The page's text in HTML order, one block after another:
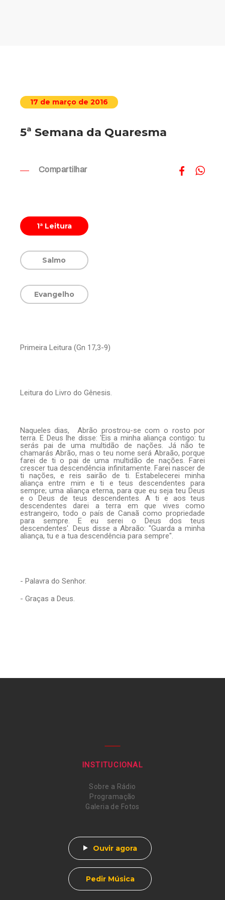
17 de março de 2016
5ª Semana da Quaresma
Compartilhar
1ª Leitura
Salmo
Evangelho
Primeira Leitura (Gn 17,3-9)
Leitura do Livro do Gênesis.
Naqueles dias, Abrão prostrou-se com o rosto por
terra. E Deus lhe disse: 'Eis a minha aliança contigo: tu
serás pai de uma multidão de nações. Já não te
chamarás Abrão, mas o teu nome será Abraão, porque
farei de ti o pai de uma multidão de nações. Farei
crescer tua descendência infinitamente. Farei nascer de
ti nações, e reis sairão de ti. Estabelecerei minha
aliança entre mim e ti e teus descendentes para
sempre; uma aliança eterna, para que eu seja teu Deus
e o Deus de teus descendentes. A ti e aos teus
descendentes darei a terra em que vives como
estrangeiro, todo o país de Canaã como propriedade
para sempre. E eu serei o Deus dos teus
descendentes'. Deus disse a Abraão: "Guarda a minha
aliança, tu e a tua descendência para sempre".
- Palavra do Senhor.
- Graças a Deus.
— O Senhor se lembra sempre da Aliança!
— Ele está no meio de nós.
— Glória a vós, Senhor.
INSTITUCIONAL
Sobre a Rádio
Programação
Galeria de Fotos
Ouvir agora
Pedir Música